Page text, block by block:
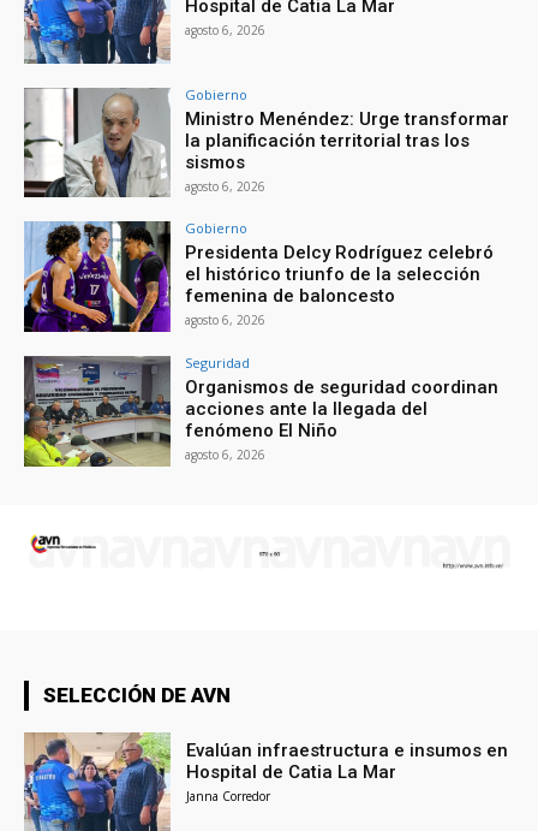
Hospital de Catia La Mar
agosto 6, 2026
Gobierno
Ministro Menéndez: Urge transformar
la planificación territorial tras los
sismos
agosto 6, 2026
Gobierno
Presidenta Delcy Rodríguez celebró
el histórico triunfo de la selección
femenina de baloncesto
agosto 6, 2026
Seguridad
Organismos de seguridad coordinan
acciones ante la llegada del
fenómeno El Niño
agosto 6, 2026
SELECCIÓN DE AVN
Evalúan infraestructura e insumos en
Hospital de Catia La Mar
Janna Corredor